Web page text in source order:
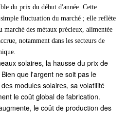
du prix du début d'année. Cette
fluctuation du marché ; elle reflète
des métaux précieux, alimentée
notamment dans les secteurs de
solaires, la hausse du prix de
que l'argent ne soit pas le
modules solaires, sa volatilité
le coût global de fabrication.
le coût de production des